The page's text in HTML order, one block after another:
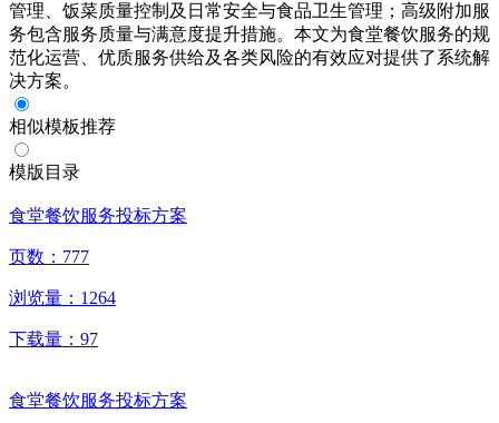
管理、饭菜质量控制及日常安全与食品卫生管理；高级附加服
务包含服务质量与满意度提升措施。本文为食堂餐饮服务的规
范化运营、优质服务供给及各类风险的有效应对提供了系统解
决方案。
相似模板推荐
模版目录
食堂餐饮服务投标方案
页数： 777
浏览量： 1264
下载量： 97
食堂餐饮服务投标方案